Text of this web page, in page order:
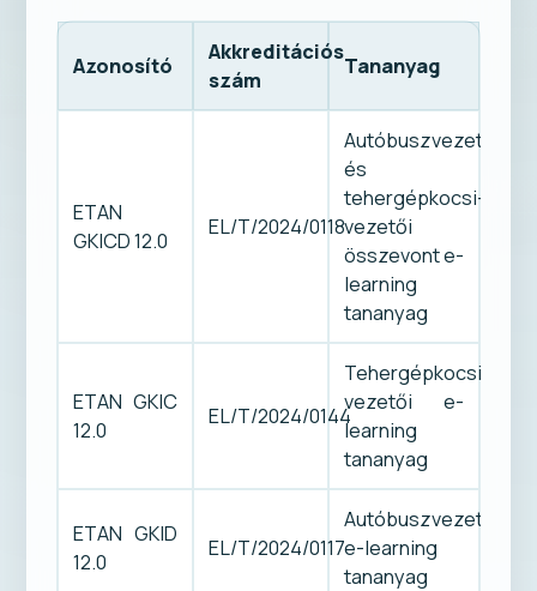
Azonosító
Akkreditációs
szám
Tananyag
ETAN
GKICD 12.0
EL/T/2024/0118
Autóbuszvezetői
és
tehergépkocsi-
vezetői
összevont e-
learning
tananyag
ETAN GKIC
12.0
EL/T/2024/0144
Tehergépkocsi-
vezetői e-
learning
tananyag
ETAN GKID
12.0
EL/T/2024/0117
Autóbuszvezetői
e-learning
tananyag